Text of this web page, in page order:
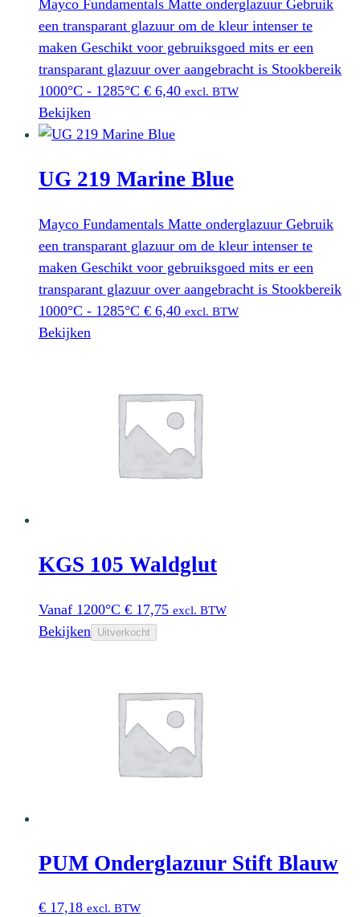
Mayco Fundamentals Matte onderglazuur Gebruik
een transparant glazuur om de kleur intenser te
maken Geschikt voor gebruiksgoed mits er een
transparant glazuur over aangebracht is Stookbereik
1000°C - 1285°C € 6,40 excl. BTW
Bekijken
UG 219 Marine Blue
Mayco Fundamentals Matte onderglazuur Gebruik
een transparant glazuur om de kleur intenser te
maken Geschikt voor gebruiksgoed mits er een
transparant glazuur over aangebracht is Stookbereik
1000°C - 1285°C € 6,40 excl. BTW
Bekijken
KGS 105 Waldglut
Vanaf 1200°C € 17,75 excl. BTW
Bekijken Uitverkocht
PUM Onderglazuur Stift Blauw
€ 17,18 excl. BTW